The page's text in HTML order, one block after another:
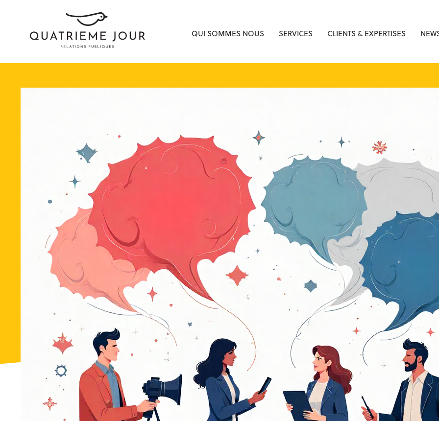
QUI SOMMES NOUS SERVICES CLIENTS & EXPERTISES